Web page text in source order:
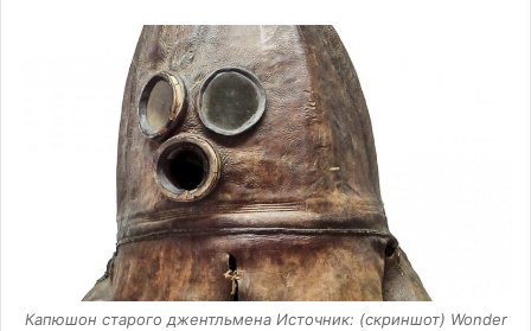
Капюшон старого джентльмена Источник: (скриншот) Wonder